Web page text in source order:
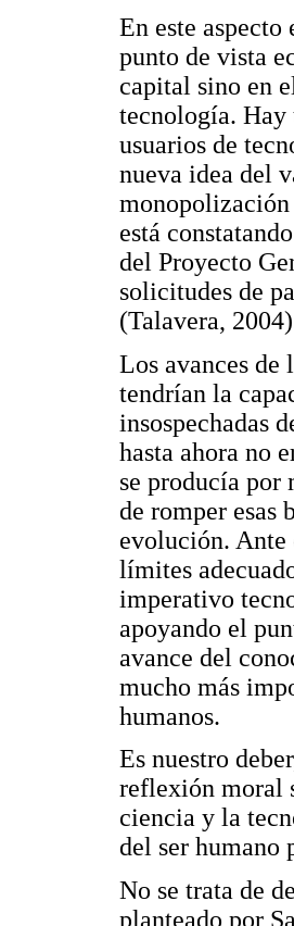
En este
punto de vista
capital sino en
tecnología. Hay
usuarios de
nueva idea del
está
del Proyecto
solicitudes de
(Talavera,
Los avances de
tendrían la
insospechadas
hasta ahora no
se producía por
de romper esas
evolución. Ante
límites
imperativo
apoyando el
avance del
mucho más
humanos.
Es nuestro
reflexión moral
ciencia y la
del ser humano
No se trata de
planteado por